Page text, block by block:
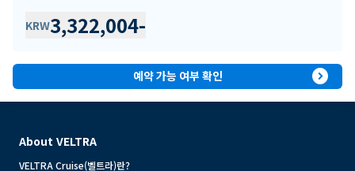
KRW3,322,004-
예약 가능 여부 확인 expand_circle_right
About VELTRA
VELTRA Cruise(벨트라)란?